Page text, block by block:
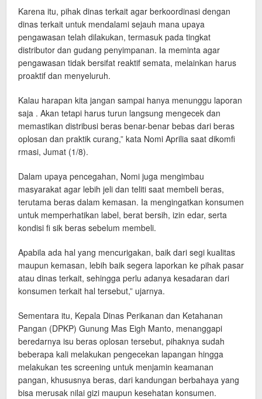
Karena itu, pihak dinas terkait agar berkoordinasi dengan
dinas terkait untuk mendalami sejauh mana upaya
pengawasan telah dilakukan, termasuk pada tingkat
distributor dan gudang penyimpanan. Ia meminta agar
pengawasan tidak bersifat reaktif semata, melainkan harus
proaktif dan menyeluruh.
Kalau harapan kita jangan sampai hanya menunggu laporan
saja . Akan tetapi harus turun langsung mengecek dan
memastikan distribusi beras benar-benar bebas dari beras
oplosan dan praktik curang,” kata Nomi Aprilia saat dikomfi
rmasi, Jumat (1/8).
Dalam upaya pencegahan, Nomi juga mengimbau
masyarakat agar lebih jeli dan teliti saat membeli beras,
terutama beras dalam kemasan. Ia mengingatkan konsumen
untuk memperhatikan label, berat bersih, izin edar, serta
kondisi fi sik beras sebelum membeli.
Apabila ada hal yang mencurigakan, baik dari segi kualitas
maupun kemasan, lebih baik segera laporkan ke pihak pasar
atau dinas terkait, sehingga perlu adanya kesadaran dari
konsumen terkait hal tersebut,” ujarnya.
Sementara itu, Kepala Dinas Perikanan dan Ketahanan
Pangan (DPKP) Gunung Mas Eigh Manto, menanggapi
beredarnya isu beras oplosan tersebut, pihaknya sudah
beberapa kali melakukan pengecekan lapangan hingga
melakukan tes screening untuk menjamin keamanan
pangan, khususnya beras, dari kandungan berbahaya yang
bisa merusak nilai gizi maupun kesehatan konsumen.